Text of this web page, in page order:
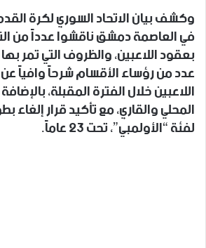
وكشف بيان الاتحاد السوري لكرة
في العاصمة دمشق ناقشوا عدداً من
بعقود اللاعبين، والظروف التي تمر
عدد من رؤساء الأقسام شرحاً وافياً
اللاعبين خلال الفترة المقبلة،
المحلي والقاري، مع تأكيد قرار إلغاء
لفئة “الأولمبي”، تحت 23 عاماً.